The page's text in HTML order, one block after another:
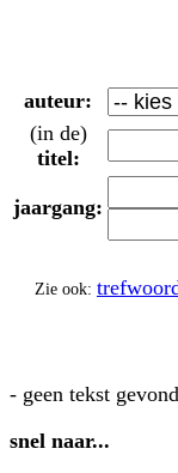
auteur:
(in de)
titel:
jaargang:
Zie ook:
- geen tekst
snel naar...